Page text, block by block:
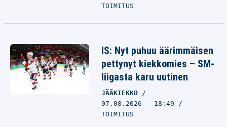
TOIMITUS
IS: Nyt puhuu äärimmäisen
pettynyt kiekkomies – SM-
liigasta karu uutinen
JÄÄKIEKKO
07.08.2026 - 18:49
TOIMITUS